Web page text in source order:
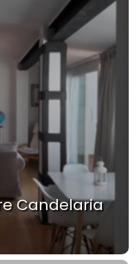
Candelaria